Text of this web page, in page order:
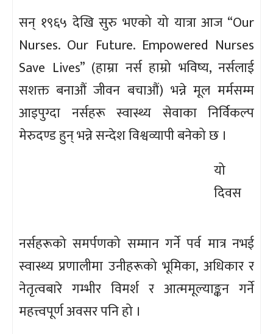
सन् १९६५ देखि सुरु भएको यो यात्रा आज “Our
Nurses. Our Future. Empowered Nurses
Save Lives” (हाम्रा नर्स हाम्रो भविष्य, नर्सलाई
सशक्त बनाऔं जीवन बचाऔं) भन्ने मूल मर्मसम्म
आइपुग्दा नर्सहरू स्वास्थ्य सेवाका निर्विकल्प
मेरुदण्ड हुन् भन्ने सन्देश विश्वव्यापी बनेको छ ।
यो
दिवस
नर्सहरूको समर्पणको सम्मान गर्ने पर्व मात्र नभई
स्वास्थ्य प्रणालीमा उनीहरूको भूमिका, अधिकार र
नेतृत्वबारे गम्भीर विमर्श र आत्ममूल्याङ्कन गर्ने
महत्त्वपूर्ण अवसर पनि हो ।